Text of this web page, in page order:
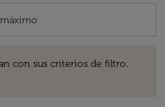
con sus criterios de filtro.